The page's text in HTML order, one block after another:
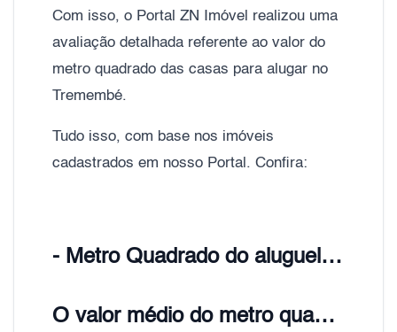
Com isso, o Portal ZN Imóvel realizou uma
avaliação detalhada referente ao valor do
metro quadrado das casas para alugar no
Tremembé.
Tudo isso, com base nos imóveis
cadastrados em nosso Portal. Confira:
- Metro Quadrado do aluguel Tremembé, Zona Norte de São Paulo;
O valor médio do metro quadrado do aluguel de Casas e Sobrados Tremembé é de R$ 19,00